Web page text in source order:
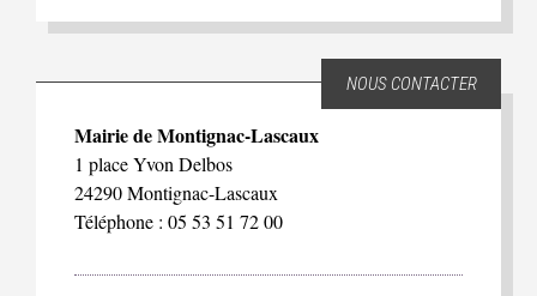
NOUS CONTACTER
Mairie de Montignac-Lascaux
1 place Yvon Delbos
24290 Montignac-Lascaux
Téléphone : 05 53 51 72 00